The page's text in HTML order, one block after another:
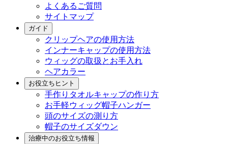
よくあるご質問
サイトマップ
ガイド
クリップヘアの使用方法
インナーキャップの使用方法
ウィッグの取扱とお手入れ
ヘアカラー
お役立ちヒント
手作りタオルキャップの作り方
お手軽ウィッグ帽子ハンガー
頭のサイズの測り方
帽子のサイズダウン
治療中のお役立ち情報